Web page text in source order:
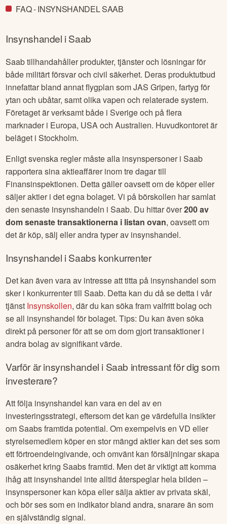
FAQ - INSYNSHANDEL SAAB
Insynshandel iSaab
Saab tillhandahåller produkter, tjänster och lösningar för
både militärt försvar och civil säkerhet. Deras produktutbud
innefattar bland annat flygplan som JAS Gripen, fartyg för
ytan och ubåtar, samt olika vapen och relaterade system.
Företaget är verksamt både i Sverige och på flera
marknader i Europa, USA och Australien. Huvudkontoret är
beläget i Stockholm.
Enligt svenska regler måste alla insynspersoner iSaab
rapportera sina aktieaffärer inom tre dagar till
Finansinspektionen. Detta gäller oavsett om de köper eller
säljer aktier i det egna bolaget. Vi på börskollen har samlat
den senaste insynshandeln iSaab. Du hittar över200av
dom senaste transaktionerna i listan ovan, oavsett om
det är köp, sälj eller andra typer av insynshandel.
Insynshandel iSaabs konkurrenter
Det kan även vara av intresse att titta på insynshandel som
sker i konkurrenter tillSaab. Detta kan du då se detta i vår
tjänst Insynskollen, där du kan söka fram valfritt bolag och
se all insynshandel för bolaget. Tips: Du kan även söka
direkt på personer för att se om dom gjort transaktioner i
andra bolag av signifikant värde.
Varför är insynshandel i Saab intressant för dig som
investerare?
Att följa insynshandel kan vara en del av en
investeringsstrategi, eftersom det kan ge värdefulla insikter
omSaabs framtida potential. Om exempelvis en VD eller
styrelsemedlem köper en stor mängd aktier kan det ses som
ett förtroendeingivande, och omvänt kan försäljningar skapa
osäkerhet kringSaabs framtid. Men det är viktigt att komma
ihåg att insynshandel inte alltid återspeglar hela bilden –
insynspersoner kan köpa eller sälja aktier av privata skäl,
och bör ses som en indikator bland andra, snarare än som
en självständig signal.